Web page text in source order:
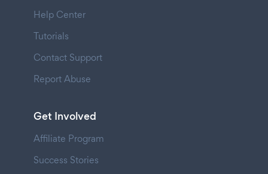
Help Center
Tutorials
Contact Support
Report Abuse
Get Involved
Affiliate Program
Success Stories